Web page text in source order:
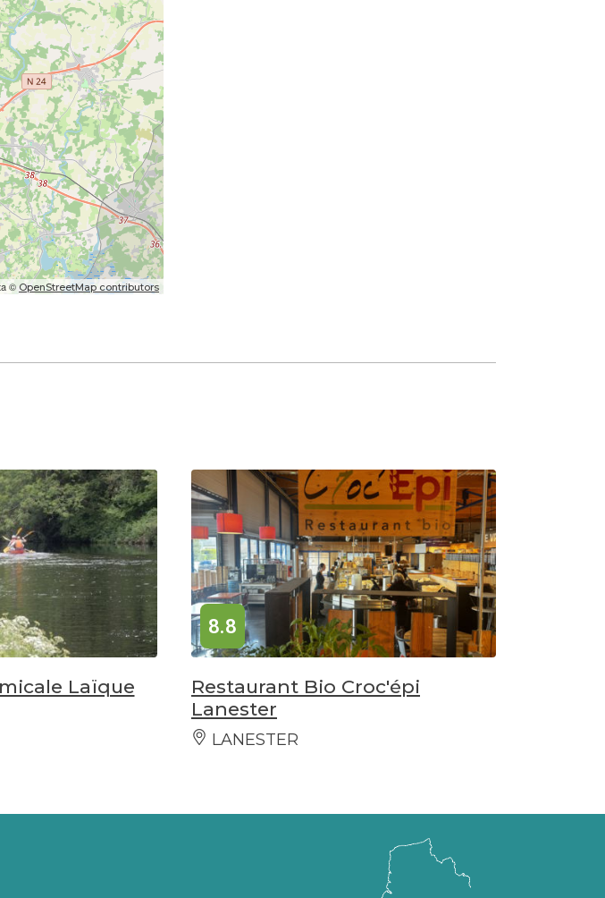
© OpenStreetMap contributors
Laïque
8.8
Restaurant Bio Croc'épi
Lanester
LANESTER